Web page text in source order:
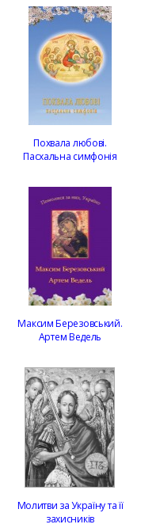
Похвала любові.
Пасхальна симфонія
Максим Березовський.
Артем Ведель
Молитви за Україну та її
захисників